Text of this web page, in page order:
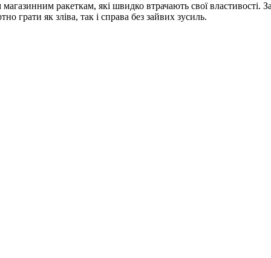
ракеткам, які швидко втрачають свої властивості.
грати як зліва, так і справа без зайвих зусиль.